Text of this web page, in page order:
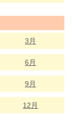
3月
6月
9月
12月